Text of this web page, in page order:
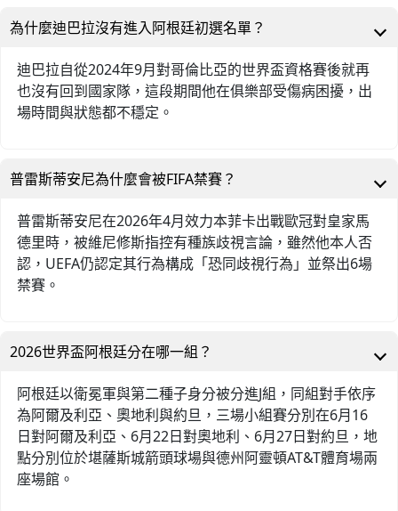
為什麼迪巴拉沒有進入阿根廷初選名單？
迪巴拉自從2024年9月對哥倫比亞的世界盃資格賽後就再
也沒有回到國家隊，這段期間他在俱樂部受傷病困擾，出
場時間與狀態都不穩定。
普雷斯蒂安尼為什麼會被FIFA禁賽？
普雷斯蒂安尼在2026年4月效力本菲卡出戰歐冠對皇家馬
德里時，被維尼修斯指控有種族歧視言論，雖然他本人否
認，UEFA仍認定其行為構成「恐同歧視行為」並祭出6場
禁賽。
2026世界盃阿根廷分在哪一組？
阿根廷以衛冕軍與第二種子身分被分進J組，同組對手依序
為阿爾及利亞、奧地利與約旦，三場小組賽分別在6月16
日對阿爾及利亞、6月22日對奧地利、6月27日對約旦，地
點分別位於堪薩斯城箭頭球場與德州阿靈頓AT&T體育場兩
座場館。